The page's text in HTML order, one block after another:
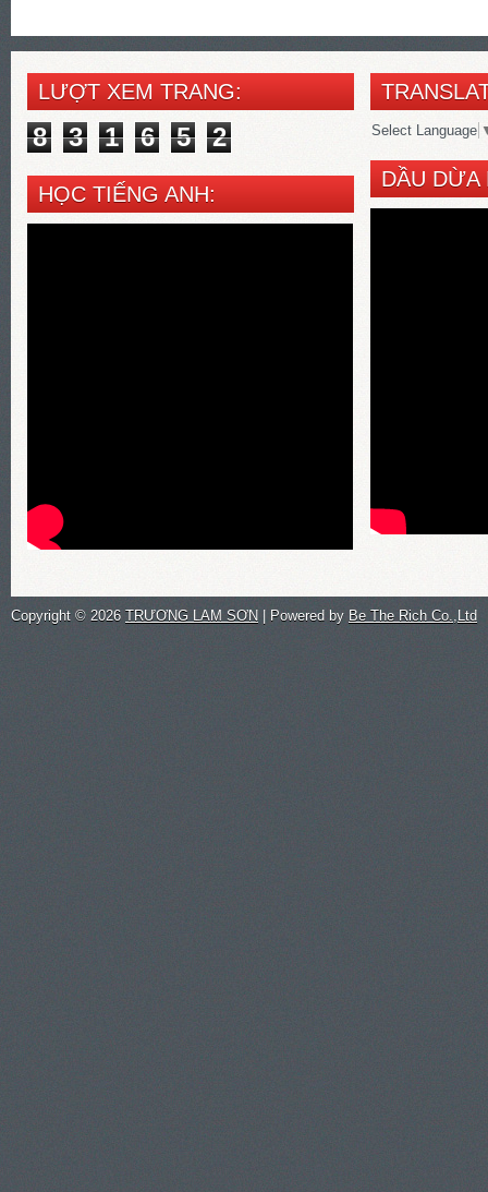
LƯỢT XEM TRANG:
8 3 1 6 5 2
HỌC TIẾNG ANH:
Select Language
DẦU DỪA
Copyright © 2026 TRƯƠNG LAM SƠN | Powered by Be The Rich Co.,Ltd